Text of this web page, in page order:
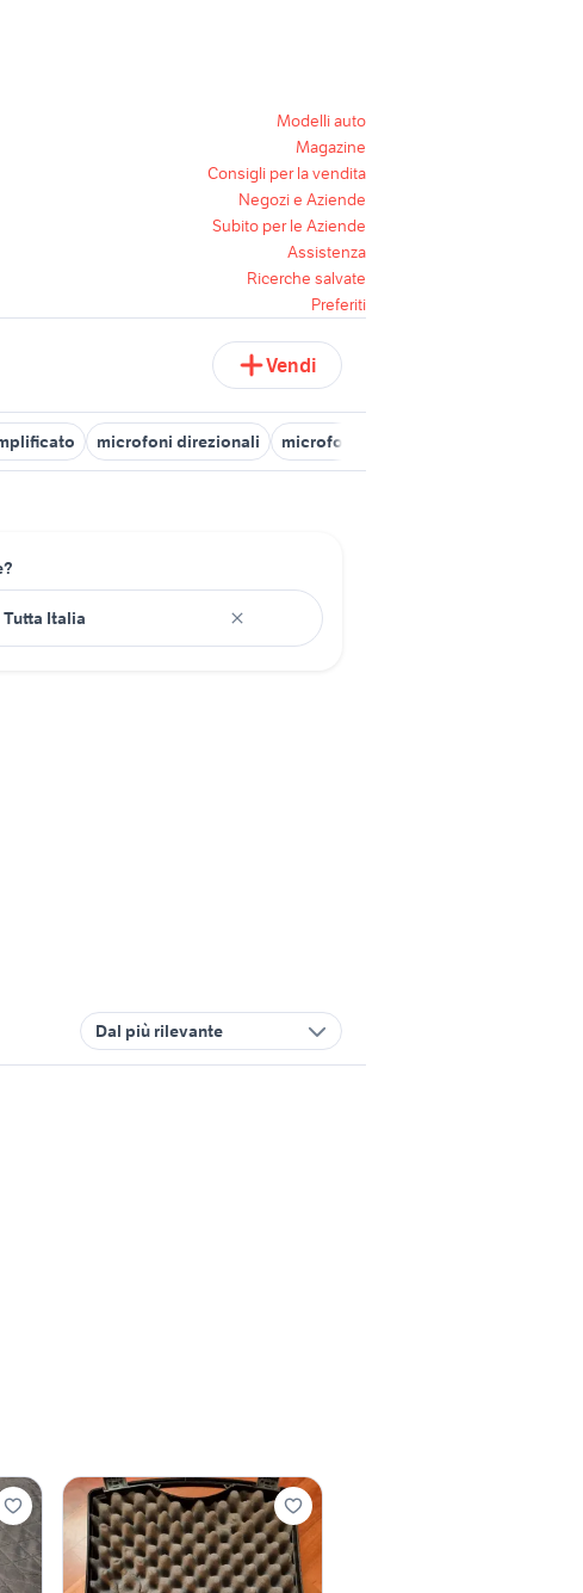
Modelli auto
Magazine
Consigli per la vendita
Negozi e Aziende
Subito per le Aziende
Assistenza
Ricerche salvate
Preferiti
Vendi
microfoni direzionali microfono anni 80
Dal più rilevante